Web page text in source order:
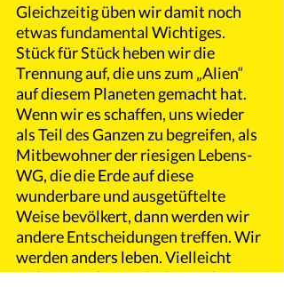
Gleichzeitig üben wir damit noch
etwas fundamental Wichtiges.
Stück für Stück heben wir die
Trennung auf, die uns zum „Alien“
auf diesem Planeten gemacht hat.
Wenn wir es schaffen, uns wieder
als Teil des Ganzen zu begreifen, als
Mitbewohner der riesigen Lebens-
WG, die die Erde auf diese
wunderbare und ausgetüftelte
Weise bevölkert, dann werden wir
andere Entscheidungen treffen. Wir
werden anders leben. Vielleicht
nicht so sauber und adrett. Aber